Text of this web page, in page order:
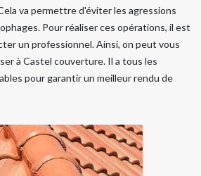
va permettre d'éviter les agressions
Pour réaliser ces opérations, il est
un professionnel. Ainsi, on peut vous
à Castel couverture. Il a tous les
pour garantir un meilleur rendu de